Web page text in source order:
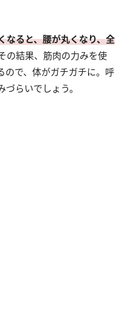
なると、腰が丸くなり、全
の結果、筋肉の力みを使
ので、体がガチガチに。呼
らいでしょう。